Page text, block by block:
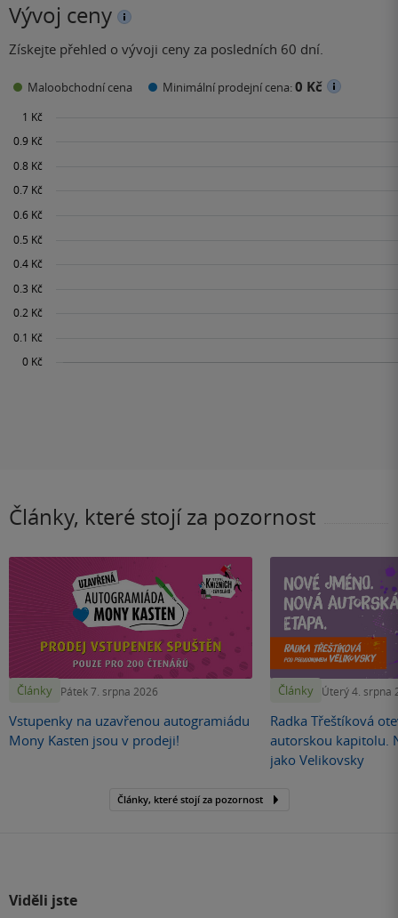
Vývoj ceny
Získejte přehled o vývoji ceny za posledních 60 dní.
Maloobchodní cena Minimální prodejní cena:0 Kč
Články, které stojí za pozornost
Články Pátek 7. srpna 2026
Vstupenky na uzavřenou autogramiádu
Mony Kasten jsou v prodeji!
Články Úterý 4. srpna
Radka Třeštíková
autorskou kapitolu.
jako Velikovsky
Články, které stojí za pozornost
Viděli jste